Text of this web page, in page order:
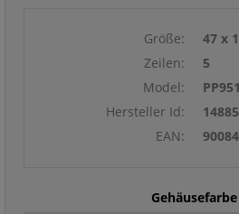
Größe:
47 x
Zeilen:
5
Model:
Hersteller Id:
EAN:
Gehäusefarbe